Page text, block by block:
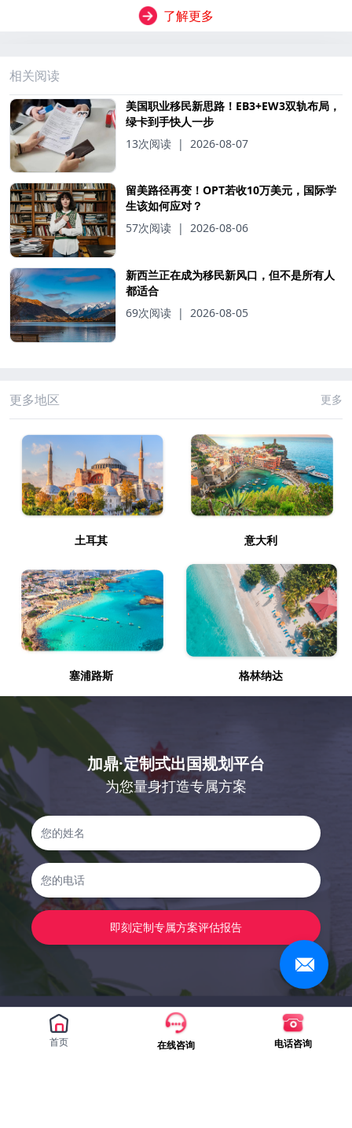
了解更多
相关阅读
美国职业移民新思路！EB3+EW3双轨布局，
绿卡到手快人一步
13次阅读 | 2026-08-07
留美路径再变！OPT若收10万美元，国际学
生该如何应对？
57次阅读 | 2026-08-06
新西兰正在成为移民新风口，但不是所有人
都适合
69次阅读 | 2026-08-05
更多地区 更多
土耳其 意大利
塞浦路斯 格林纳达
加鼎·定制式出国规划平台
为您量身打造专属方案
即刻定制专属方案评估报告
首页 在线咨询 电话咨询